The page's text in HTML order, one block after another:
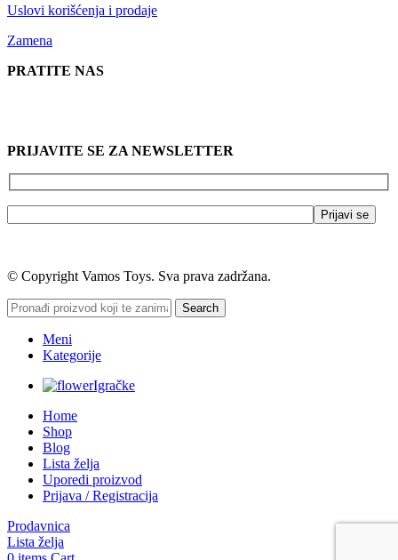
Uslovi korišćenja i prodaje
Zamena
PRATITE NAS
PRIJAVITE SE ZA NEWSLETTER
© Copyright Vamos Toys. Sva prava zadržana.
Search
Meni
Kategorije
Igračke
Home
Shop
Blog
Lista želja
Uporedi proizvod
Prijava / Registracija
Prodavnica
Lista želja